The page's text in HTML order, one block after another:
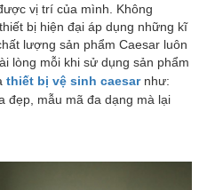
vị trí của mình. Không
bị hiện đại áp dụng những kĩ
lượng sản phẩm Caesar luôn
lòng mỗi khi sử dụng sản phẩm
thiết bị vệ sinh caesarnhư:
đẹp, mẫu mã đa dạng mà lại